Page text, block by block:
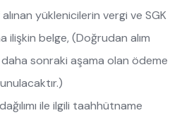
yüklenicilerin vergi ve SGK
ilişkin belge, (Doğrudan alım
sonraki aşama olan ödeme
ile ilgili taahhütname